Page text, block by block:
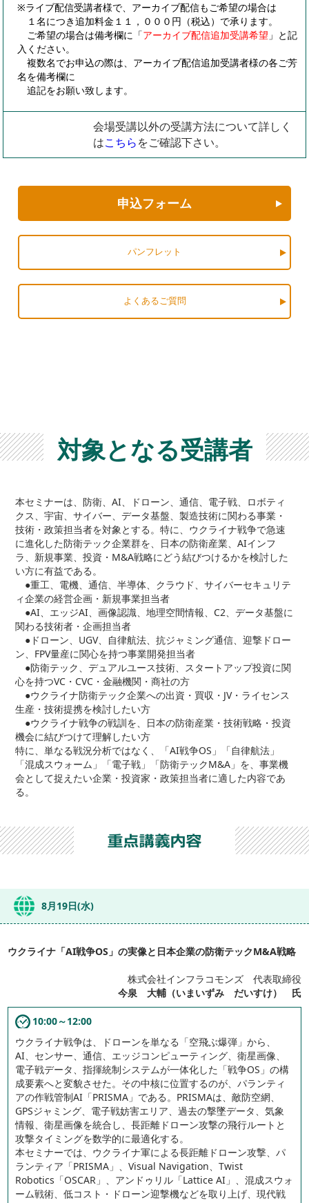
※ライブ配信受講者様で、アーカイブ配信もご希望の場合は
１名につき追加料金１１，０００円（税込）で承ります。
ご希望の場合は備考欄に「アーカイブ配信追加受講希望 」と記
入ください。
複数名でお申込の際は、アーカイブ配信追加受講者様の各ご芳
名を備考欄に
追記をお願い致します。
会場受講以外の受講方法について詳しく
はこちらをご確認下さい。
申込フォーム
パンフレット
よくあるご質問
対象となる受講者
本セミナーは、防衛、AI、ドローン、通信、電子戦、ロボティ
クス、宇宙、サイバー、データ基盤、製造技術に関わる事業・
技術・政策担当者を対象とする。特に、ウクライナ戦争で急速
に進化した防衛テック企業群を、日本の防衛産業、AIインフ
ラ、新規事業、投資・M&A戦略にどう結びつけるかを検討した
い方に有益である。
●重工、電機、通信、半導体、クラウド、サイバーセキュリテ
ィ企業の経営企画・新規事業担当者
●AI、エッジAI、画像認識、地理空間情報、C2、データ基盤に
関わる技術者・企画担当者
●ドローン、UGV、自律航法、抗ジャミング通信、迎撃ドロー
ン、FPV量産に関心を持つ事業開発担当者
●防衛テック、デュアルユース技術、スタートアップ投資に関
心を持つVC・CVC・金融機関・商社の方
●ウクライナ防衛テック企業への出資・買収・JV・ライセンス
生産・技術提携を検討したい方
●ウクライナ戦争の戦訓を、日本の防衛産業・技術戦略・投資
機会に結びつけて理解したい方
特に、単なる戦況分析ではなく、「AI戦争OS」「自律航法」
「混成スウォーム」「電子戦」「防衛テックM&A」を、事業機
会として捉えたい企業・投資家・政策担当者に適した内容であ
る。
8月19日(水)
ウクライナ「AI戦争OS」の実像と日本企業の防衛テックM&A戦略
株式会社インフラコモンズ 代表取締役
今泉 大輔（いまいずみ だいすけ） 氏
10:00～12:00
ウクライナ戦争は、ドローンを単なる「空飛ぶ爆弾」から、
AI、センサー、通信、エッジコンピューティング、衛星画像、
電子戦データ、指揮統制システムが一体化した「戦争OS」の構
成要素へと変貌させた。その中核に位置するのが、パランティ
アの作戦管制AI「PRISMA」である。PRISMAは、敵防空網、
GPSジャミング、電子戦妨害エリア、過去の撃墜データ、気象
情報、衛星画像を統合し、長距離ドローン攻撃の飛行ルートと
攻撃タイミングを数学的に最適化する。
本セミナーでは、ウクライナ軍による長距離ドローン攻撃、パ
ランティア「PRISMA」、Visual Navigation、Twist
Robotics「OSCAR」、アンドゥリル「Lattice AI」、混成スウォ
ーム戦術、低コスト・ドローン迎撃機などを取り上げ、現代戦